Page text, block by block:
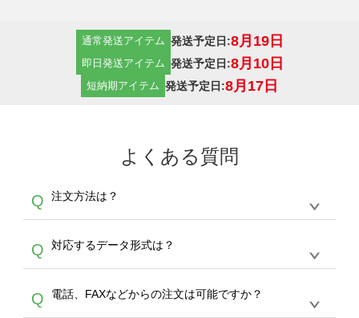
通常発送アイテム 発送予定日:8月19日
即日発送アイテム 発送予定日:8月10日
短納期アイテム 発送予定日:8月17日
よくある質問
Q 注文方法は？
A
生産にて承っております。デザインツールから
デザインの作成から決済まで完了できます。
30枚以上やシルク印刷など、大口注文の場合
は、サポートが担当するエコバッグコンシェル
Q 対応するデータ形式は？
A
ドできるデータ形式は、JPG / PNG / AI / PSD /
Q 電話、FAXなどからの注文は可能ですか？